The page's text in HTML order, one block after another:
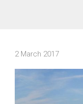
2 March 2017